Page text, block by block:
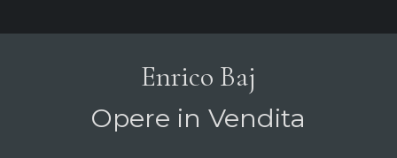
Enrico Baj
Opere in Vendita